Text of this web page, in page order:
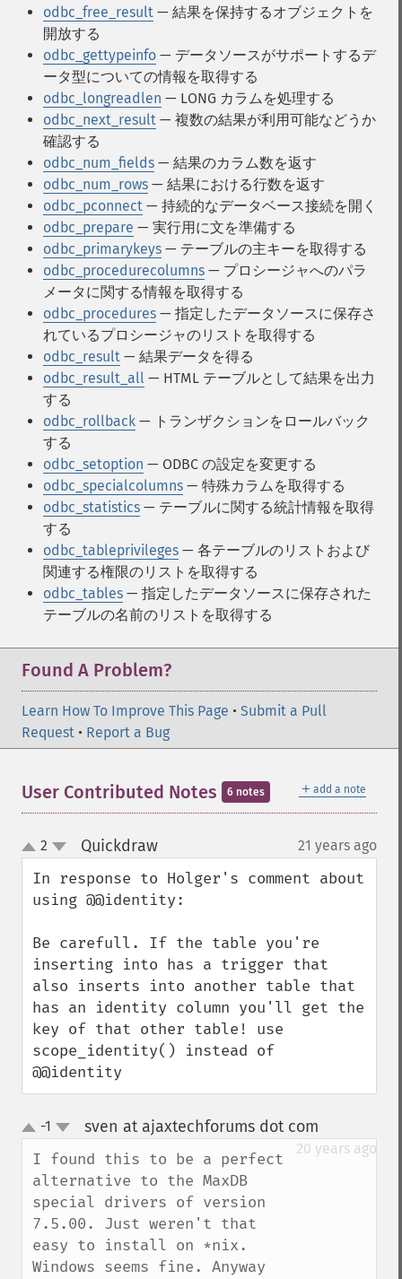
odbc_free_result — 結果を保持するオブジェクトを
開放する
odbc_gettypeinfo — データソースがサポートするデ
ータ型についての情報を取得する
odbc_longreadlen — LONG カラムを処理する
odbc_next_result — 複数の結果が利用可能などうか
確認する
odbc_num_fields — 結果のカラム数を返す
odbc_num_rows — 結果における行数を返す
odbc_pconnect — 持続的なデータベース接続を開く
odbc_prepare — 実行用に文を準備する
odbc_primarykeys — テーブルの主キーを取得する
odbc_procedurecolumns — プロシージャへのパラ
メータに関する情報を取得する
odbc_procedures — 指定したデータソースに保存さ
れているプロシージャのリストを取得する
odbc_result — 結果データを得る
odbc_result_all — HTML テーブルとして結果を出力
する
odbc_rollback — トランザクションをロールバック
する
odbc_setoption — ODBC の設定を変更する
odbc_specialcolumns — 特殊カラムを取得する
odbc_statistics — テーブルに関する統計情報を取得
する
odbc_tableprivileges — 各テーブルのリストおよび
関連する権限のリストを取得する
odbc_tables — 指定したデータソースに保存された
テーブルの名前のリストを取得する
Found A Problem?
Learn How To Improve This Page • Submit a Pull
Request • Report a Bug
＋ add a note
User Contributed Notes 6 notes
up
down
2 Quickdraw¶ 21 years ago
In response to Holger's comment about
using @@identity:
Be carefull. If the table you're
inserting into has a trigger that
also inserts into another table that
has an identity column you'll get the
key of that other table! use
scope_identity() instead of
@@identity
up
down
-1 sven at ajaxtechforums dot com
20 years ago
I found this to be a perfect
alternative to the MaxDB
special drivers of version
7.5.00. Just weren't that
easy to install on *nix.
Windows seems fine. Anyway